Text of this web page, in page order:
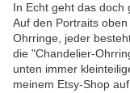
In Echt geht das doch
Auf den Portraits
Ohrringe, jeder
die "Chandelier-
unten immer
meinem Etsy-Shop